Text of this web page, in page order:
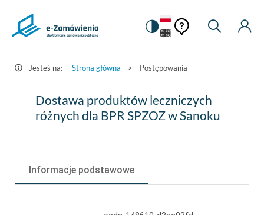
Postępowania
Zamówienia.gov.pl
Zmiana
na
kontrastową
Pomoc
kontekstowa
Pomoc
Moje
Jesteś na: Strona główna > Postępowania
Dostawa
produktów
dla
Dostawa produktów leczniczych
różnych dla BPR SPZOZ w Sanoku
Informacje podstawowe